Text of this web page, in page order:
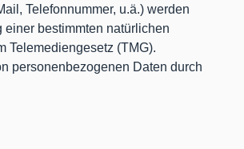
Telefonnummer, u.ä.) werden
bestimmten natürlichen
Telemediengesetz (TMG).
personenbezogenen Daten durch